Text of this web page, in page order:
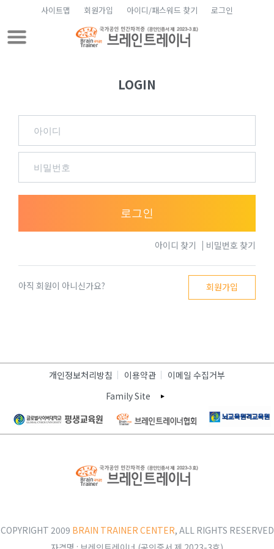
사이트맵 회원가입 아이디/패스워드 찾기 로그인
LOGIN
로그인
아이디 찾기 비밀번호 찾기
아직 회원이 아니신가요? 회원가입
개인정보처리방침 이용약관
이메일 수집거부
Family Site
COPYRIGHT 2009 BRAIN TRAINER CENTER, ALL RIGHTS RESERVED